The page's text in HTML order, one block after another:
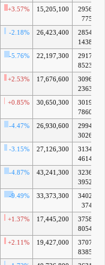
+3.57% 15,205,100
2956億
775万
-2.18% 26,423,400
2854億
1438万
-5.76% 22,197,300
2917億
8523万
+2.53% 17,676,600
3096億
2363万
+0.85% 30,650,300
3019億
7860万
-4.47% 26,930,600
2994億
3026万
-3.15% 27,126,300
3134億
4614万
-4.87% 43,241,300
3236億
3952万
-9.49% 33,373,300
3402億
374万
+1.37% 17,445,200
3758億
8054万
+2.11% 19,427,000
3707億
8385万